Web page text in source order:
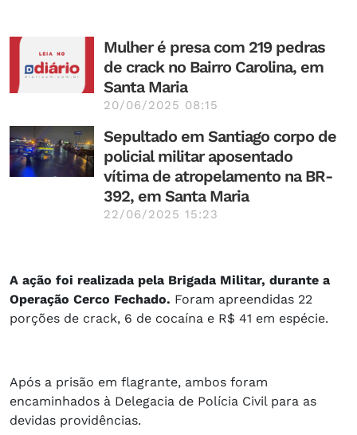
Mulher é presa com 219 pedras
de crack no Bairro Carolina, em
Santa Maria
20/06/2025 08:15
Sepultado em Santiago corpo de
policial militar aposentado
vítima de atropelamento na BR-
392, em Santa Maria
22/06/2025 15:23
A ação foi realizada pela Brigada Militar, durante a
Operação Cerco Fechado. Foram apreendidas 22
porções de crack, 6 de cocaína e R$ 41 em espécie.
Após a prisão em flagrante, ambos foram
encaminhados à Delegacia de Polícia Civil para as
devidas providências.